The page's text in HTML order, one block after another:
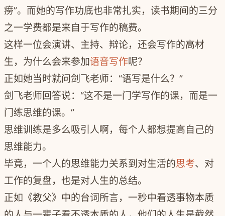
痨”。而她的写作功底也非常扎实，读书期间的三分
之一学费都是来自于写作的稿费。
这样一位会演讲、主持、辩论，还会写作的高材
生，为什么会来参加语音写作呢？
正如她当时就问剑飞老师：“语写是什么？”
剑飞老师回答说：“这不是一门学写作的课，而是一
门练思维的课。”
思维训练是多么吸引人啊，每个人都想提高自己的
思维能力。
毕竟，一个人的思维能力关系到对生活的思考、对
工作的复盘，也是对人生的总结。
正如《教父》中的台词所言，一秒中看透事物本质